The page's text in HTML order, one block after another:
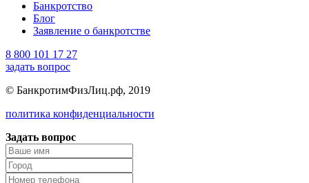
Банкротство
Блог
Заявление о банкротстве
8 800 101 17 27
задать вопрос
© БанкротимФизЛиц.рф, 2019
политика конфиденциальности
Задать вопрос